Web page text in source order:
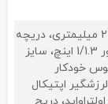
200 مگاپیکسل لنز واید 23 میلیمتری، دریچه
دیافراگم f/1.4، سایز سنسور 1/1.3 اینچ، سایز
فوکوس خودکار
اپتیکال